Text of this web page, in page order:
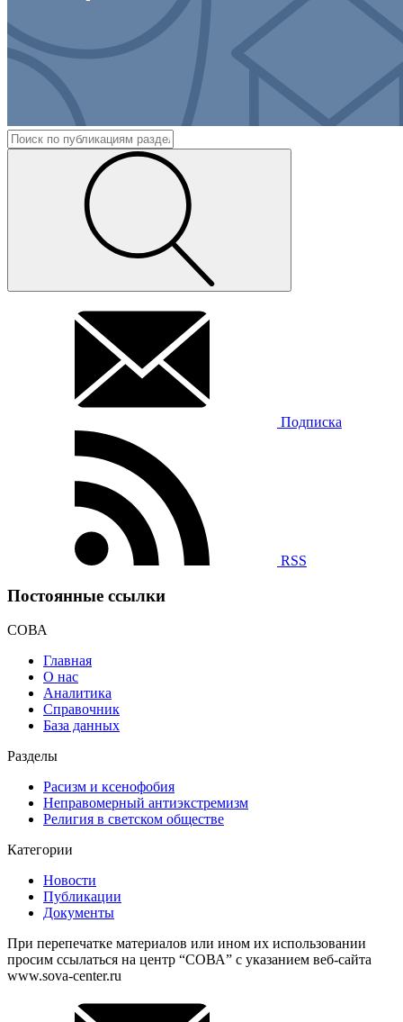
Подписка
RSS
Постоянные ссылки
СОВА
Главная
О нас
Аналитика
Справочник
База данных
Разделы
Расизм и ксенофобия
Неправомерный антиэкстремизм
Религия в светском обществе
Категории
Новости
Публикации
Документы
При перепечатке материалов или ином их использовании
просим ссылаться на центр “СОВА” с указанием веб-сайта
www.sova-center.ru